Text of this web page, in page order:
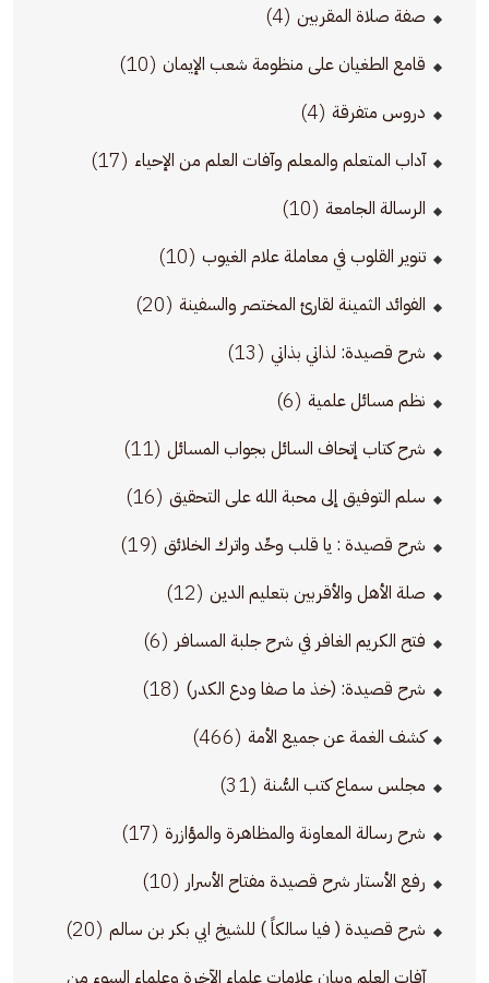
صفة صلاة المقربين (4)
قامع الطغيان على منظومة شعب الإيمان (10)
دروس متفرقة (4)
آداب المتعلم والمعلم وآفات العلم من الإحياء (17)
الرسالة الجامعة (10)
تنوير القلوب في معاملة علام الغيوب (10)
الفوائد الثمينة لقارئ المختصر والسفينة (20)
شرح قصيدة: لذاتي بذاتي (13)
نظم مسائل علمية (6)
شرح كتاب إتحاف السائل بجواب المسائل (11)
سلم التوفيق إلى محبة الله على التحقيق (16)
شرح قصيدة : يا قلب وحِّد واترك الخلائق (19)
صلة الأهل والأقربين بتعليم الدين (12)
فتح الكريم الغافر في شرح جلبة المسافر (6)
شرح قصيدة: (خذ ما صفا ودع الكدر) (18)
كشف الغمة عن جميع الأمة (466)
مجلس سماع كتب السُّنة (31)
شرح رسالة المعاونة والمظاهرة والمؤازرة (17)
رفع الأستار شرح قصيدة مفتاح الأسرار (10)
شرح قصيدة ( فيا سالكاً ) للشيخ ابي بكر بن سالم (20)
آفات العلم وبيان علامات علماء الآخرة وعلماء السوء من